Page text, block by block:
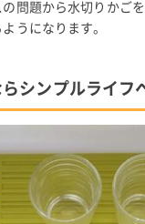
問題から水切りかご
うになります。
シンプルライフ